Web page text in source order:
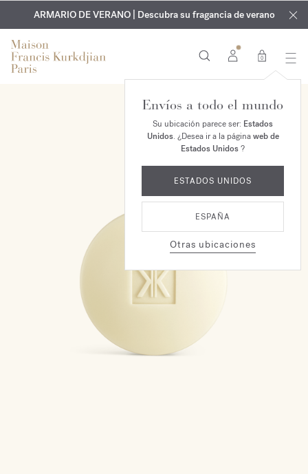
EXCLUSIVO | Descubra la nueva fragancia OUD
velvet mood
en su pedido*
GRABADO GRATUITO | En todas las fragancias y aceites
corporales hasta el 9 de agosto
ARMARIO DE VERANO | Descubra su fragancia de verano
0
Envíos a todo el mundo
Su ubicación parece ser: Estados
Unidos. ¿Desea ir a la páginaweb de
Estados Unidos?
ESTADOS UNIDOS
ESPAÑA
Otras ubicaciones